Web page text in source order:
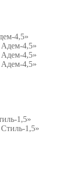
4,5»
1,5»